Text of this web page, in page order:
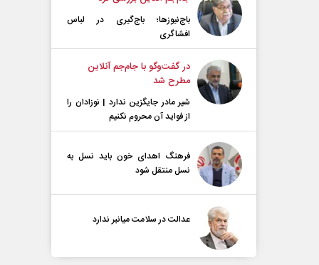
باج‌نیوزها؛ باج‌گیری در لباس
افشاگری
در گفت‌و‌گو با جام‌جم آنلاین
مطرح شد
شیر مادر جایگزین ندارد | نوزادان را
از فواید آن محروم نکنیم
فرهنگ اهدای خون باید نسل به
نسل منتقل شود
عدالت در سلامت میانبر ندارد